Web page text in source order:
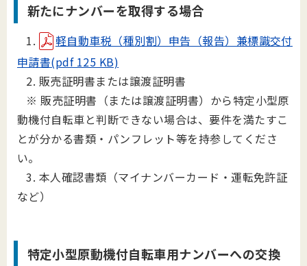
新たにナンバーを取得する場合
1.
軽自動車税（種別割）申告（報告）兼標識交付
申請書(pdf 125 KB)
2. 販売証明書または譲渡証明書
※ 販売証明書（または譲渡証明書）から特定小型原
動機付自転車と判断できない場合は、要件を満たすこ
とが分かる書類・パンフレット等を持参してくださ
い。
3. 本人確認書類（マイナンバーカード・運転免許証
など）
特定小型原動機付自転車用ナンバーへの交換